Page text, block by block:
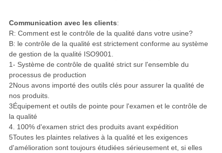
Communication avec les clients:
R: Comment est le contrôle de la qualité dans votre usine?
B: le contrôle de la qualité est strictement conforme au système
de gestion de la qualité ISO9001.
1- Système de contrôle de qualité strict sur l'ensemble du
processus de production
2Nous avons importé des outils clés pour assurer la qualité de
nos produits.
3Équipement et outils de pointe pour l'examen et le contrôle de
la qualité
4. 100% d'examen strict des produits avant expédition
5Toutes les plaintes relatives à la qualité et les exigences
d'amélioration sont toujours étudiées sérieusement et, si elles